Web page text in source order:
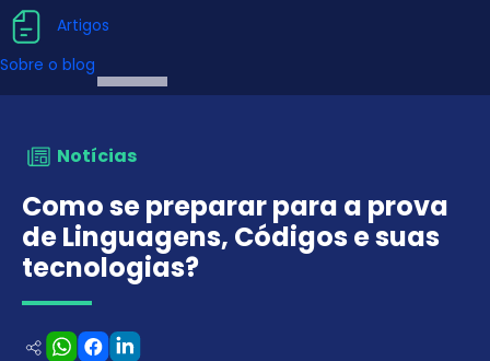
Artigos
Sobre o blog
Notícias
Como se preparar para a prova
de Linguagens, Códigos e suas
tecnologias?